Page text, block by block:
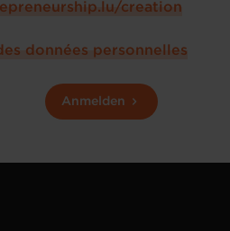
creation
données personnelles
Anmelden